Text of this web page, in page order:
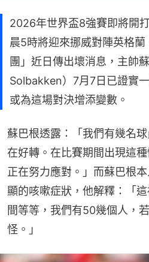
2026年世界盃8強賽即將開
晨5時將迎來挪威對陣英格
團」近日傳出壞消息，主帥
Solbakken）7月7日已證實
或為這場對決增添變數。
蘇巴根透露：「我們有幾名
在好轉。在比賽期間出現這
正在努力應對。」而蘇巴根
顯的咳嗽症狀，他解釋：「
間等等，我們有50幾個人，
怪。」